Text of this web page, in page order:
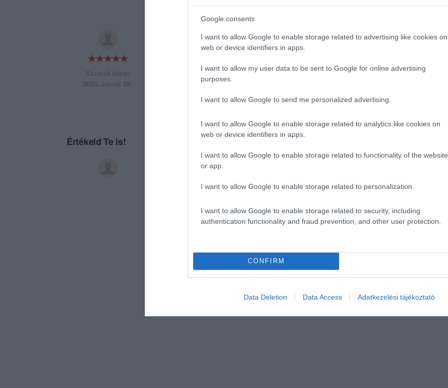
Google consents
I want to allow Google to enable storage related to advertising like cookies on
web or device identifiers in apps.
I want to allow my user data to be sent to Google for online advertising
purposes.
I want to allow Google to send me personalized advertising.
I want to allow Google to enable storage related to analytics like cookies on
web or device identifiers in apps.
I want to allow Google to enable storage related to functionality of the website
or app.
I want to allow Google to enable storage related to personalization.
I want to allow Google to enable storage related to security, including
authentication functionality and fraud prevention, and other user protection.
CONFIRM
Data Deletion Data Access Adatkezelési tájékoztató
Szzerző István
2023. Január 28.
Utolérhetetlen! Somlói!
Értékeld Te is!